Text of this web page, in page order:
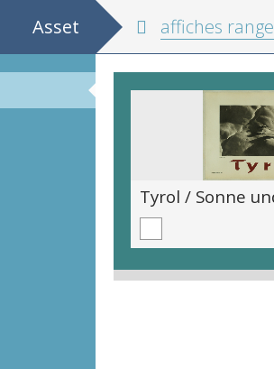
Asset affiches range 34